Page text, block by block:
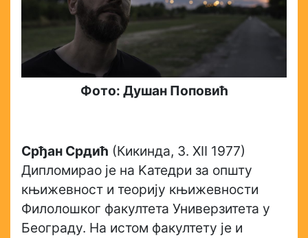
Фото: Душан Поповић
Срђан Срдић (Кикинда, 3. XII 1977)
Дипломирао је на Kатедри за општу
књижевност и теорију књижевности
Филолошког факултета Универзитета у
Београду. На истом факултету је и